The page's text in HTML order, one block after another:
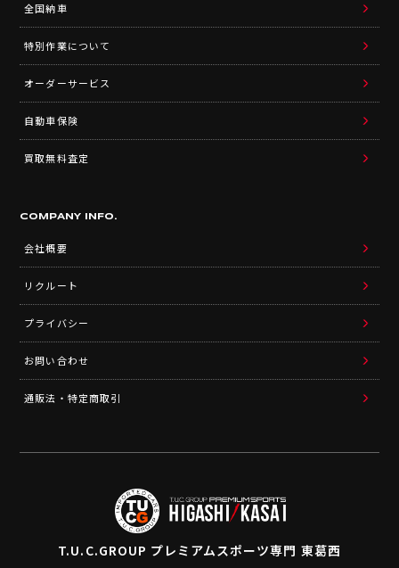
全国納車
特別作業について
オーダーサービス
自動車保険
買取無料査定
COMPANY INFO.
会社概要
リクルート
プライバシー
お問い合わせ
通販法・特定商取引
T.U.C.GROUP プレミアムスポーツ専門 東葛西